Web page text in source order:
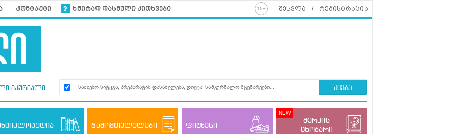
კონტაქტი ხშირად დასმული კითხვები შესვლა რეგისტრაცია
მკურნალი ძიება
გამომთვლელები ფიტნესი
მერკის
ცნობარი